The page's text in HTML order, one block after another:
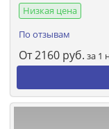
Низкая цена
По отзывам
От2160 руб. за 1